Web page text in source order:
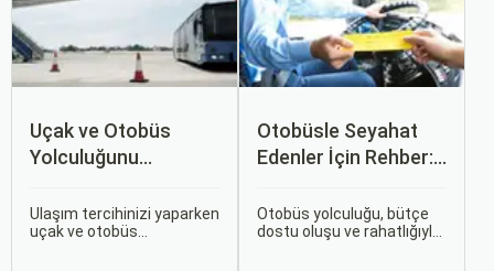
Uçak ve Otobüs
Yolculuğunu
Sizin İçin Uygun?
Ulaşım tercihinizi yaparken
uçak ve otobüs
Otobüsle Seyahat
Edenler İçin Rehber:
Koltuk Seçimine
Otobüs yolculuğu, bütçe
dostu oluşu ve rahatlığıyla